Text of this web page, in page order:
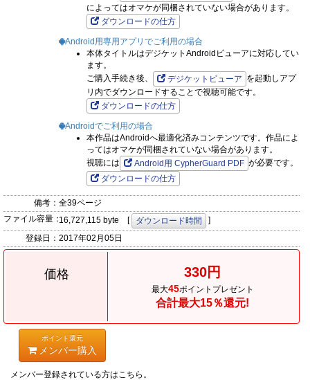
によってはオマケが同梱されていない場合があります。
ダウンロードの仕方
Android用専用アプリでご利用の場合
本体タイトルはデジケットAndroidビューアに対応してい
ます。
ご購入手続き後、
デジケットビューア を起動しアプ
リ内でダウンロードすることで視聴可能です。
ダウンロードの仕方
Androidでご利用の場合
本作品はAndroidへ最適化済みコンテンツです。作品によ
ってはオマケが同梱されていない場合があります。
視聴には
Android用 CypherGuard PDF が必要です。
ダウンロードの仕方
備考： 全39ページ
ファイル容量：16,727,115 byte [ ダウンロード時間
]
登録日： 2017年02月05日
価格 330円
最大45ポイントプレゼント
合計最大15％還元!
ポイント還元
メンバー購入
メンバー登録されている方はこちら。